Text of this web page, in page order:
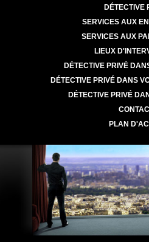
DÉTECTIVE
SERVICES AUX
SERVICES AUX
LIEUX
DÉTECTIVE PRIVÉ
DÉTECTIVE PRIVÉ DANS
DÉTECTIVE PRIVÉ
PLAN